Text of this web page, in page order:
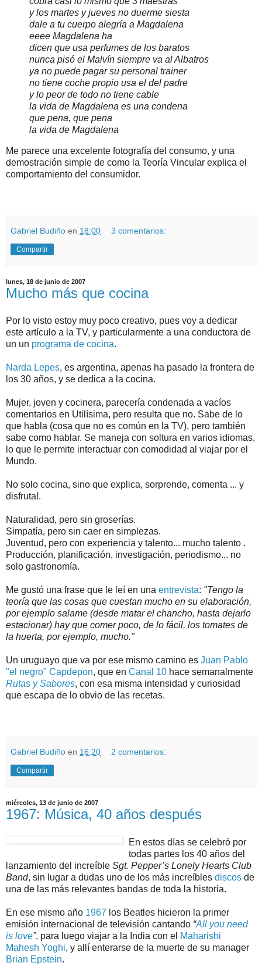
y los martes y jueves no duerme siesta
dale a tu cuerpo alegría a Magdalena
eeee Magdalena ha
dicen que usa perfumes de los baratos
nunca pisó el Malvín siempre va al Albatros
ya no puede pagar su personal trainer
no tiene coche propio usa el del padre
y lo peor de todo no tiene cable
la vida de Magdalena es una condena
que pena, que pena
la vida de Magdalena
Me parece una excelente fotografía del consumo, y una
demostración simple de como la Teoría Vincular explica el
comportamiento del consumidor.
Gabriel Budiño en 18:00 3 comentarios:
Compartir
lunes, 18 de junio de 2007
Mucho más que cocina
Por lo visto estoy muy poco creativo, pues voy a dedicar
este artículo a la TV, y particularmente a una conductora de
un un programa de cocina.
Narda Lepes, es argentina, apenas ha pasado la frontera de
los 30 años, y se dedica a la cocina.
Mujer, joven y cocinera, parecería condenada a vacíos
comentarios en Utilísima, pero resulta que no. Sabe de lo
que habla (cosa que no es común en la TV), pero también
sabe como hablar. Se maneja con soltura en varios idiomas,
lo que le permite interactuar con comodidad al viajar por el
Mundo.
No solo cocina, sino que explica, sorprende, comenta ... y
disfruta!.
Naturalidad, pero sin groserías.
Simpatía, pero sin caer en simplezas.
Juventud, pero con experiencia y talento... mucho talento .
Producción, planificación, investigación, periodismo... no
solo gastronomía.
Me gustó una frase que le leí en una entrevista: "Tengo la
teoría que las cosas que cuestan mucho en su elaboración,
por ejemplo salame (desde matar el chancho, hasta dejarlo
estacionar) hay que comer poco, de lo fácil, los tomates de
la huerta, por ejemplo, mucho."
Un uruguayo que va por ese mismo camino es Juan Pablo
"el negro" Capdepon, que en Canal 10 hace semanalmente
Rutas y Sabores, con esa misma intensidad y curiosidad
que escapa de lo obvio de las recetas.
Gabriel Budiño en 16:20 2 comentarios:
Compartir
miércoles, 13 de junio de 2007
1967: Música, 40 años después
En estos días se celebró por
todas partes los 40 años del
lanzamiento del increíble Sgt. Pepper’s Lonely Hearts Club
Band, sin lugar a dudas uno de los más increíbles discos de
una de las más relevantes bandas de toda la historia.
En ese mismo año 1967 los Beatles hicieron la primer
emisión internacional de televisión cantando “All you need
is love”, para luego viajar a la India con el Maharishi
Mahesh Yoghi, y allí enterarse de la muerte de su manager
Brian Epstein.